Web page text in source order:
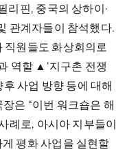
리핀, 중국의 상하이·
관계자들이 참석했다.
직원들도 화상회의로
역할 ▲‘지구촌 전쟁
사업 방향 등에 대해
은 “이번 워크숍은 해
례로, 아시아 지부들이
평화 사업을 실현할